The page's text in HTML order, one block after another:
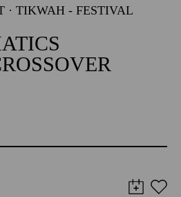
· TIKWAH - FESTIVAL